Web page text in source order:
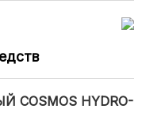
HYDRO-